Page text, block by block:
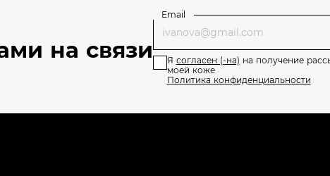
на связи
Email
Я согласен (-на) на получение
моей коже
Политика конфиденциальности